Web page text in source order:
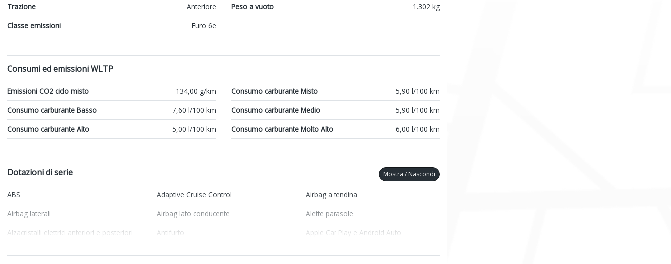
Trazione
Anteriore Peso a vuoto
1.302 kg
Classe emissioni
Euro 6e
Consumi ed emissioni WLTP
Emissioni CO2 ciclo misto 134,00 g/km Consumo carburante Misto
5,90 l/100 km
Consumo carburante Basso
7,60 l/100 km Consumo carburante Medio
5,90 l/100 km
Consumo carburante Alto
5,00 l/100 km Consumo carburante Molto Alto 6,00 l/100 km
Dotazioni di serie Mostra / Nascondi
ABS Adaptive Cruise Control
Airbag a tendina
Airbag laterali
Airbag lato conducente
Alette parasole
Alzacristalli elettrici anteriori e posteriori
Antifurto
Apple Car Play e Android Auto